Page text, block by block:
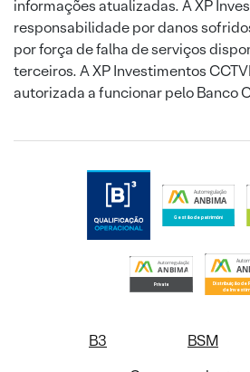
informações atualizadas. A XP
responsabilidade por danos
por força de falha de serviços
terceiros. A XP Investimentos
autorizada a funcionar pelo Banco
B3 BSM